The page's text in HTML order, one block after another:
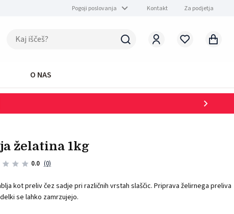
Pogoji poslovanja Kontakt Za podjetja
O NAS
želatina 1kg
0.0 (0)
kot preliv čez sadje pri različnih vrstah slaščic. Priprava želirnega preliva
se lahko zamrzujejo.